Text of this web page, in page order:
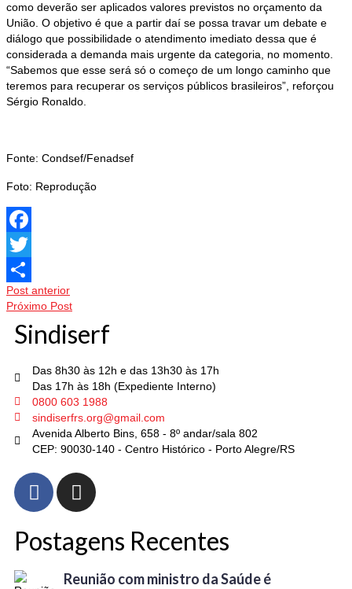
como deverão ser aplicados valores previstos no orçamento da
União. O objetivo é que a partir daí se possa travar um debate e
diálogo que possibilidade o atendimento imediato dessa que é
considerada a demanda mais urgente da categoria, no momento.
“Sabemos que esse será só o começo de um longo caminho que
teremos para recuperar os serviços públicos brasileiros”, reforçou
Sérgio Ronaldo.
Fonte: Condsef/Fenadsef
Foto: Reprodução
Facebook
Twitter
Share
Post anterior
Próximo Post
Sindiserf
Das 8h30 às 12h e das 13h30 às 17h
Das 17h às 18h (Expediente Interno)
0800 603 1988
sindiserfrs.org@gmail.com
Avenida Alberto Bins, 658 - 8º andar/sala 802
CEP: 90030-140 - Centro Histórico - Porto Alegre/RS
Postagens Recentes
Reunião com ministro da Saúde é